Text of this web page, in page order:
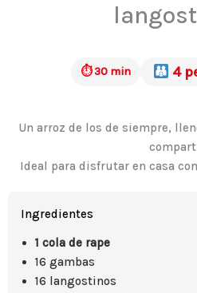
⏱ 30 min 4
Un arroz de los de siempre,
Ideal para disfrutar en casa
Ingredientes
1 cola de rape
16 gambas
16 langostinos